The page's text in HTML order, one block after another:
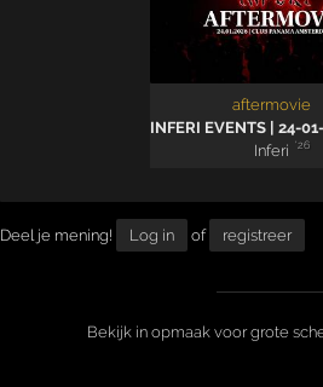
aftermovie
INFERI EVENTS | 24-
Inferi
'26
Deel je mening! Log in of registreer
Bekijk in opmaak voor grote